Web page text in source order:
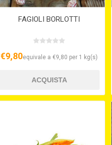
FAGIOLI BORLOTTI
€9,80equivale a €9,80 per 1 kg(s)